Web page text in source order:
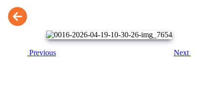
Previous Next